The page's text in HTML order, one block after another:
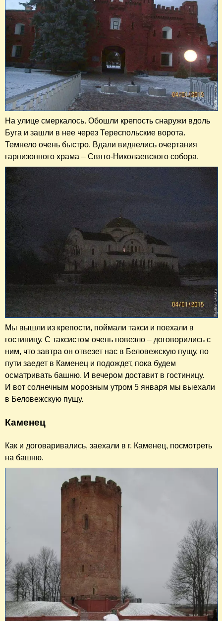
На улице смеркалось. Обошли крепость снаружи вдоль
Буга и зашли в нее через Тереспольские ворота.
Темнело очень быстро. Вдали виднелись очертания
гарнизонного храма – Свято-Николаевского собора.
Мы вышли из крепости, поймали такси и поехали в
гостиницу. С таксистом очень повезло – договорились с
ним, что завтра он отвезет нас в Беловежскую пущу, по
пути заедет в Каменец и подождет, пока будем
осматривать башню. И вечером доставит в гостиницу.
И вот солнечным морозным утром 5 января мы выехали
в Беловежскую пущу.
Каменец
Как и договаривались, заехали в г. Каменец, посмотреть
на башню.